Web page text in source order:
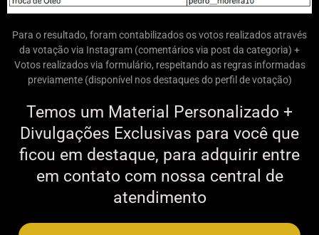
Para o resultado, foram contabilizados os votos realizados através
da votação via Instagram (comentários via post da categoria) +
Votos realizados via formulário, respeitando as regras informadas
previamente (disponível nos destaques do perfil de votação)
Temos um Material Personalizado +
Divulgações Exclusivas para você que
ficou em destaque, para adquirir entre
em contato com nossa central de
atendimento